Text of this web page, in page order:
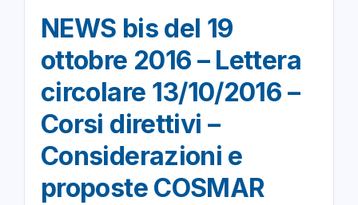
NEWS bis del 19
ottobre 2016 – Lettera
circolare 13/10/2016 –
Corsi direttivi –
Considerazioni e
proposte COSMAR